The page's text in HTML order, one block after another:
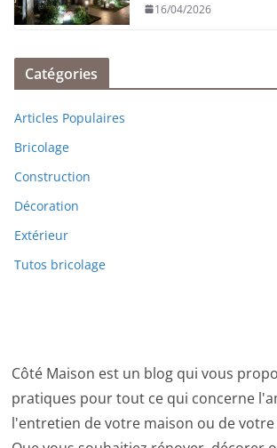
16/04/2026
Catégories
Articles Populaires
Bricolage
Construction
Décoration
Extérieur
Tutos bricolage
Côté Maison est un blog qui vous
pratiques pour tout ce qui concerne
l'entretien de votre maison ou de